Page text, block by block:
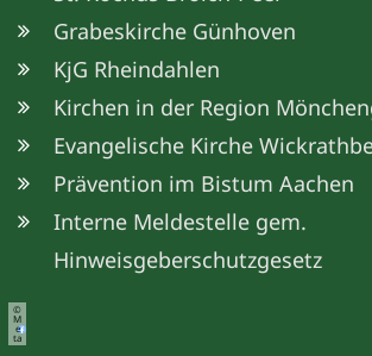
Grabeskirche Günhoven
KjG Rheindahlen
Kirchen in der Region
Evangelische Kirche
Prävention im Bistum Aachen
Interne Meldestelle gem.
Hinweisgeberschutzgesetz
©
M
e
ta